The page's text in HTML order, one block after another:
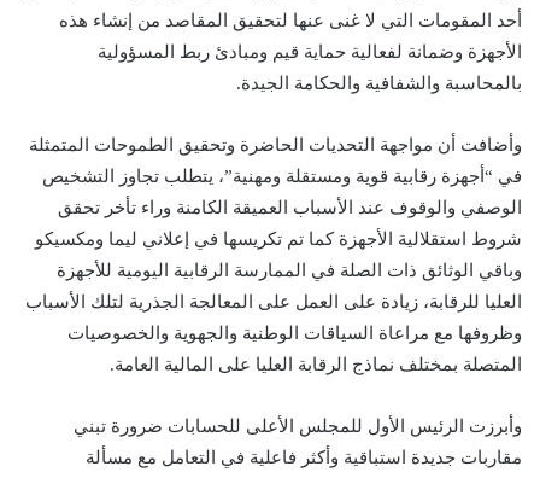
أحد المقومات التي لا غنى عنها لتحقيق المقاصد من إنشاء هذه
الأجهزة وضمانة لفعالية حماية قيم ومبادئ ربط المسؤولية
بالمحاسبة والشفافية والحكامة الجيدة.
وأضافت أن مواجهة التحديات الحاضرة وتحقيق الطموحات المتمثلة
في “أجهزة رقابية قوية ومستقلة ومهنية”، يتطلب تجاوز التشخيص
الوصفي والوقوف عند الأسباب العميقة الكامنة وراء تأخر تحقق
شروط استقلالية الأجهزة كما تم تكريسها في إعلاني ليما ومكسيكو
وباقي الوثائق ذات الصلة في الممارسة الرقابية اليومية للأجهزة
العليا للرقابة، زيادة على العمل على المعالجة الجذرية لتلك الأسباب
وظروفها مع مراعاة السياقات الوطنية والجهوية والخصوصيات
المتصلة بمختلف نماذج الرقابة العليا على المالية العامة.
وأبرزت الرئيس الأول للمجلس الأعلى للحسابات ضرورة تبني
مقاربات جديدة استباقية وأكثر فاعلية في التعامل مع مسألة